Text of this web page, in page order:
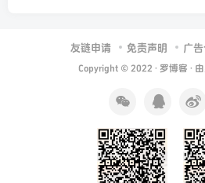
友链申请 免责声明 广
Copyright © 2022 · 罗博客 · 由